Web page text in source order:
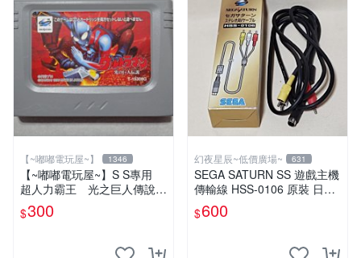
【~嘟嘟電玩屋~】 1346
【~嘟嘟電玩屋~】S S專用
超人力霸王 光之巨人傳說
加速卡
$300
幻夜星辰~低價廣場~ 631
SEGA SATURN SS 遊戲主機
傳輸線 HSS-0106 原裝 日本
製 含盒 美品
$600